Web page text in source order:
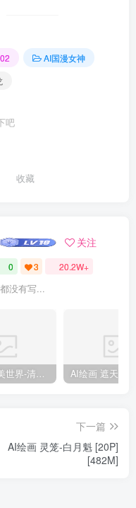
AI国漫女神
吧
收藏
关注
0 3 20.2W+
没有写...
AI绘画 完美世界-清漪 [86P] [1173M]
下一篇
AI绘画 灵笼-白月魁 [20P]
[482M]